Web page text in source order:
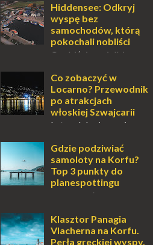
Dla jednych to może wydawać się
ucieczką od świata, treningiem
przetrwania lub romantycznym
życiem. Dla innych to nieustanne
przebywanie z B...
Hiddensee: Odkryj
wyspę bez
samochodów, którą
pokochali nobliści
Osobiście uwielbiam
zawsze mnie fascynuje. Mały
kawałek ziemi pośrodku Bałtyku?
To zawsze brzmi jak doskonał...
Co zobaczyć w
Locarno? Przewodnik
po atrakcjach
włoskiej Szwajcarii
Latem lub zimą, wiosną
miejsce, które zdecydowanie warto
odwiedzić. Moja zimowa podróż do
Locarno gwara...
Gdzie podziwiać
samoloty na Korfu?
Top 3 punkty do
planespottingu
Korfu, perła Morza
tylko wspaniałe plaże, zabytki i
klimatyczne wioski, ale także coś
wyjątkowego – prawd...
Klasztor Panagia
Vlacherna na Korfu.
Perła greckiej wyspy.